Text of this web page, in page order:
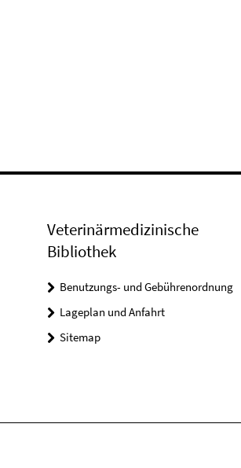
Veterinärmedizinische
Bibliothek
Benutzungs- und Gebührenordnung
Lageplan und Anfahrt
Sitemap